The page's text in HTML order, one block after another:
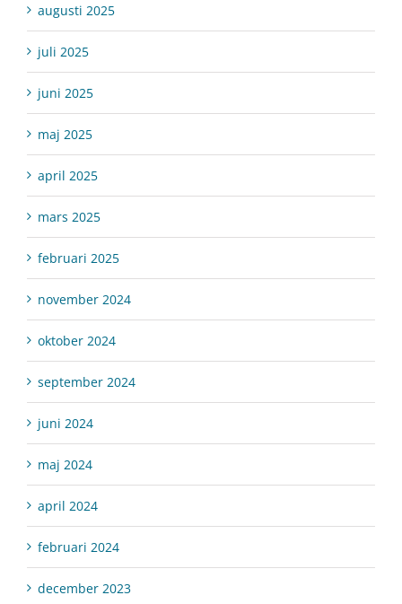
augusti 2025
juli 2025
juni 2025
maj 2025
april 2025
mars 2025
februari 2025
november 2024
oktober 2024
september 2024
juni 2024
maj 2024
april 2024
februari 2024
december 2023